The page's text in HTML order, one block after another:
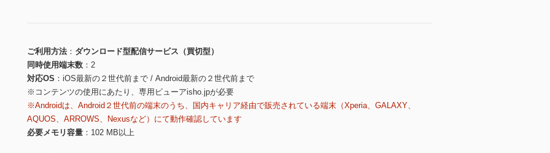
ご利用方法
ダウンロード型配信サービス（買切型）
同時使用端末数
2
対応OS
iOS最新の２世代前まで / Android最新の２世代前まで
※コンテンツの使用にあたり、専用ビューアisho.jpが必要
※Androidは、Android２世代前の端末のうち、国内キャリア経由で販売されている端末（Xperia、GALAXY、
AQUOS、ARROWS、Nexusなど）にて動作確認しています
必要メモリ容量
102 MB以上